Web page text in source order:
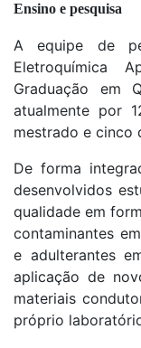
Ensino e pesquisa
A equipe de
Eletroquímica
Graduação em
atualmente por
mestrado e cinco
De forma
desenvolvidos
qualidade em
contaminantes
e adulterantes
aplicação de
materiais
próprio